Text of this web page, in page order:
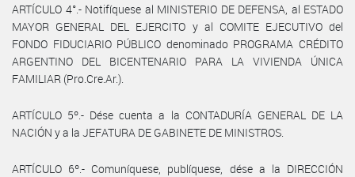
ARTÍCULO 4°.- Notifíquese al MINISTERIO DE DEFENSA, al ESTADO
MAYOR GENERAL DEL EJERCITO y al COMITE EJECUTIVO del
FONDO FIDUCIARIO PÚBLICO denominado PROGRAMA CRÉDITO
ARGENTINO DEL BICENTENARIO PARA LA VIVIENDA ÚNICA
FAMILIAR (Pro.Cre.Ar.).
ARTÍCULO 5º.- Dése cuenta a la CONTADURÍA GENERAL DE LA
NACIÓN y a la JEFATURA DE GABINETE DE MINISTROS.
ARTÍCULO 6º.- Comuníquese, publíquese, dése a la DIRECCIÓN